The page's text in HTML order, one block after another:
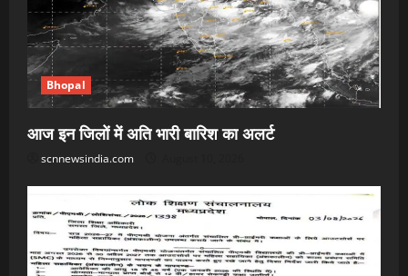
Bhopal
आज इन जिलों में अति भारी बारिश का अलर्ट
scnnewsindia.com